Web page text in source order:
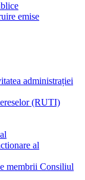
emise
administrației
(RUTI)
al
membrii Consiliul